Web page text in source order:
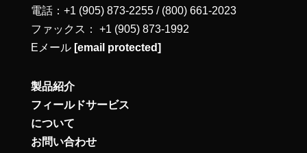
電話：+1 (905) 873-2255 / (800) 661-2023
ファックス： +1 (905) 873-1992
Eメール [email protected]
製品紹介
フィールドサービス
について
お問い合わせ